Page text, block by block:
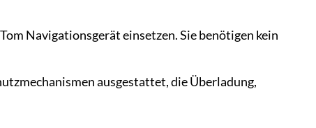
Navigationsgerät einsetzen. Sie benötigen kein
ausgestattet, die Überladung,